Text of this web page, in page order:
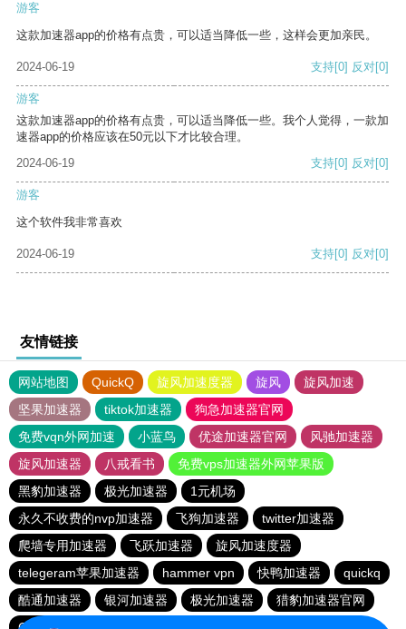
游客
这款加速器app的价格有点贵，可以适当降低一些，这样会更加亲民。
2024-06-19 支持[0] 反对[0]
游客
这款加速器app的价格有点贵，可以适当降低一些。我个人觉得，一款加
速器app的价格应该在50元以下才比较合理。
2024-06-19
支持[0] 反对[0]
游客
这个软件我非常喜欢
2024-06-19 支持[0] 反对[0]
友情链接
网站地图 QuickQ 旋风加速度器 旋风
旋风加速
坚果加速器
tiktok加速器
狗急加速器官网
免费vqn外网加速
小蓝鸟 优途加速器官网
风驰加速器
旋风加速器
八戒看书
免费vps加速器外网苹果版
黑豹加速器
极光加速器
1元机场
永久不收费的nvp加速器
飞狗加速器
twitter加速器
爬墙专用加速器
飞跃加速器
旋风加速度器
telegeram苹果加速器
hammer vpn 快鸭加速器
quickq
酷通加速器
银河加速器 极光加速器
猎豹加速器官网